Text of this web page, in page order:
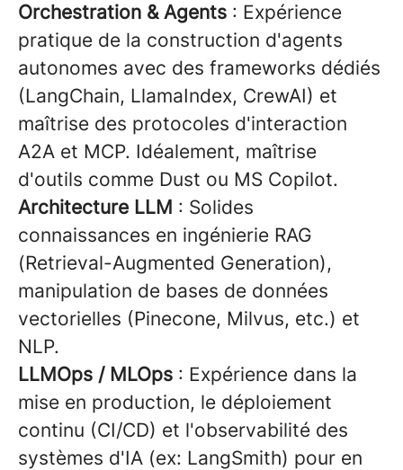
Orchestration & Agents : Expérience
pratique de la construction d'agents
autonomes avec des frameworks dédiés
(LangChain, LlamaIndex, CrewAI) et
maîtrise des protocoles d'interaction
A2A et MCP. Idéalement, maîtrise
d'outils comme Dust ou MS Copilot.
Architecture LLM : Solides
connaissances en ingénierie RAG
(Retrieval-Augmented Generation),
manipulation de bases de données
vectorielles (Pinecone, Milvus, etc.) et
NLP.
LLMOps / MLOps : Expérience dans la
mise en production, le déploiement
continu (CI/CD) et l'observabilité des
systèmes d'IA (ex: LangSmith) pour en